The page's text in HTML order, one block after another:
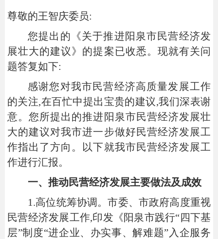
尊敬的王智庆委员:
您提出的 《关于推进阳泉市民营经济发
展壮大的建议》 的提案已收悉。现就有关问
题答复如下:
感谢您对我市民营经济高质量发展工作
的关注,在百忙中提出宝贵的建议,我们深表谢
意。您所提出的推进阳泉市民营经济发展壮
大的建议对我市进一步做好民营经济发展工
作指出了方向。
以下就我市民营经济发展工
作进行汇报。
一、 推动民营经济发展主要做法及成效
1.高位统筹协调。市委、市政府高度重视
民营经济发展工作,印发《阳泉市践行“四下基
层”制度“进企业、办实事、解难题”入企服务